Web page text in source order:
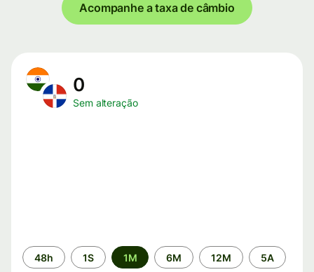
Acompanhe a taxa de câmbio
0
Sem alteração
Período
de
48h 1S 1M 6M 12M 5A